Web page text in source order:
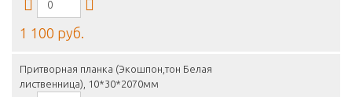
1 100 руб.
Притворная планка (Экошпон,тон Белая
лиственница), 10*30*2070мм